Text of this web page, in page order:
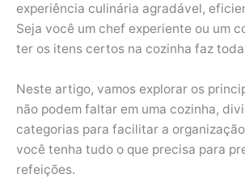
experiência culinária agradável,
Seja você um chef experiente ou um
ter os itens certos na cozinha faz
Neste artigo, vamos explorar os
não podem faltar em uma cozinha,
categorias para facilitar a
você tenha tudo o que precisa para
refeições.